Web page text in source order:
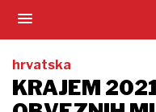
hrvatska
KRAJEM